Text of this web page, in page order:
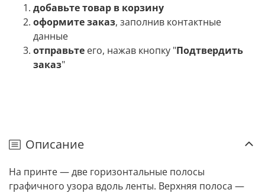
добавьте товар в корзину
оформите заказ, заполнив контактные
данные
отправьте его, нажав кнопку "Подтвердить
заказ"
Описание
На принте — две горизонтальные полосы
графичного узора вдоль ленты. Верхняя полоса —